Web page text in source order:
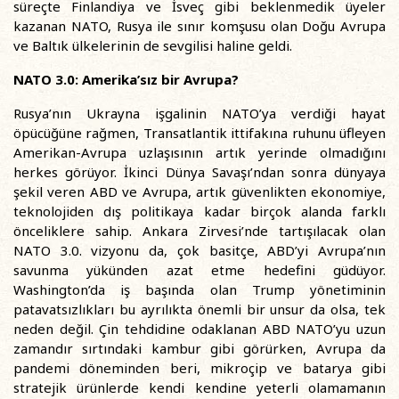
süreçte Finlandiya ve İsveç gibi beklenmedik üyeler
kazanan NATO, Rusya ile sınır komşusu olan Doğu Avrupa
ve Baltık ülkelerinin de sevgilisi haline geldi.
NATO 3.0: Amerika’sız bir Avrupa?
Rusya’nın Ukrayna işgalinin NATO’ya verdiği hayat
öpücüğüne rağmen, Transatlantik ittifakına ruhunu üfleyen
Amerikan-Avrupa uzlaşısının artık yerinde olmadığını
herkes görüyor. İkinci Dünya Savaşı’ndan sonra dünyaya
şekil veren ABD ve Avrupa, artık güvenlikten ekonomiye,
teknolojiden dış politikaya kadar birçok alanda farklı
önceliklere sahip. Ankara Zirvesi’nde tartışılacak olan
NATO 3.0. vizyonu da, çok basitçe, ABD’yi Avrupa’nın
savunma yükünden azat etme hedefini güdüyor.
Washington’da iş başında olan Trump yönetiminin
patavatsızlıkları bu ayrılıkta önemli bir unsur da olsa, tek
neden değil. Çin tehdidine odaklanan ABD NATO’yu uzun
zamandır sırtındaki kambur gibi görürken, Avrupa da
pandemi döneminden beri, mikroçip ve batarya gibi
stratejik ürünlerde kendi kendine yeterli olamamanın